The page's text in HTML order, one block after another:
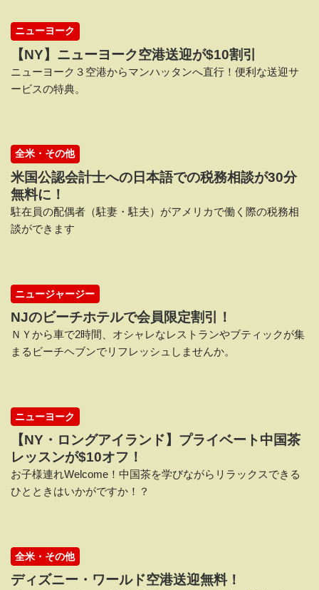
ニューヨーク
【NY】ニューヨーク空港送迎が$10割引
ニューヨーク３空港からマンハッタンへ直行！便利な送迎サ
ービスの特典。
全米・その他
米国公認会計士への日本語での税務相談が30分
無料に！
駐在員の配偶者（駐妻・駐夫）がアメリカで働く際の税務相
談ができます
ニュージャージー
NJのビーチホテルで会員限定割引！
ＮＹから車で2時間、オシャレなレストランやブティックが集
まるビーチヘブンでリフレッシュしませんか。
ニューヨーク
【NY・ロングアイランド】プライベート中国茶
レッスンが$10オフ！
お子様連れWelcome！中国茶を学びながらリラックスできる
ひとときはいかがですか！？
全米・その他
ディズニー・ワールド空港送迎無料！